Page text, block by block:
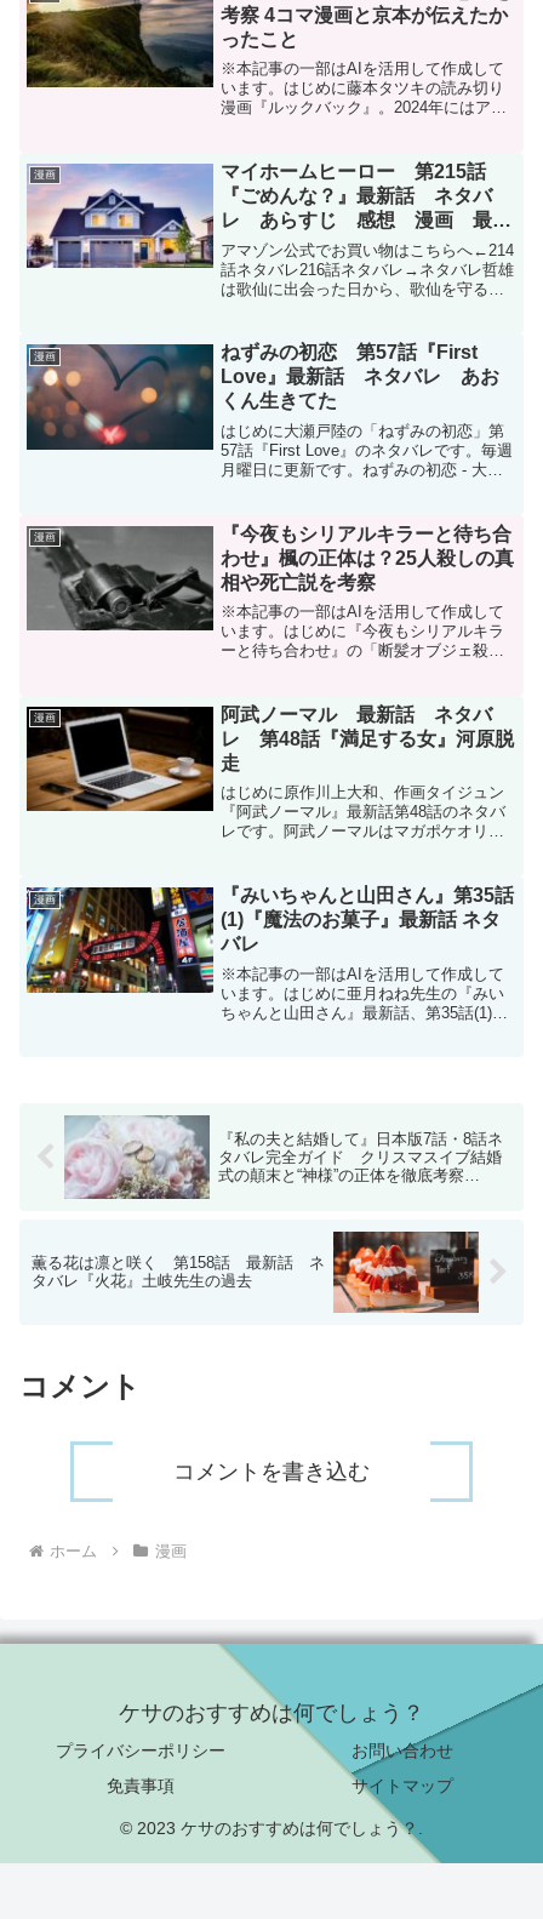
考察 4コマ漫画と京本が伝えたか
ったこと
※本記事の一部はAIを活用して作成して
います。はじめに藤本タツキの読み切り
漫画『ルックバック』。2024年にはアニ
い」「4コマ漫画は何だったの？」「パラ
レルワールドなの？」...
漫画
マイホームヒーロー 第215話
『ごめんな？』最新話 ネタバ
レ あらすじ 感想 漫画 最新
刊24巻発売中
アマゾン公式でお買い物はこちらへ←214
話ネタバレ216話ネタバレ→ネタバレ哲雄
は歌仙に出会った日から、歌仙を守るヒ
た。今回は独断で歌仙を共犯者から外し
た。それは明を守...
漫画
ねずみの初恋 第57話『First
Love』最新話 ネタバレ あお
くん生きてた
はじめに大瀬戸陸の「ねずみの初恋」第
57話『First Love』のネタバレです。毎週
月曜日に更新です。ねずみの初恋 - 大瀬
ｏｖｅ | ヤン...
漫画
『今夜もシリアルキラーと待ち合
わせ』楓の正体は？25人殺しの真
相や死亡説を考察
※本記事の一部はAIを活用して作成して
います。はじめに『今夜もシリアルキラ
ーと待ち合わせ』の「断髪オブジェ殺人
磯貝の監視役として登場し、時には協力
者のようにも見えた楓。...
漫画
阿武ノーマル 最新話 ネタバ
レ 第48話『満足する女』河原脱
走
はじめに原作川上大和、作画タイジュン
『阿武ノーマル』最新話第48話のネタバ
レです。阿武ノーマルはマガポケオリジ
ーマル - 原作/川上大和 作画/タイジュン /
【第4...
漫画
『みいちゃんと山田さん』第35話
(1)『魔法のお菓子』最新話 ネタ
バレ
※本記事の一部はAIを活用して作成して
います。はじめに亜月ねね先生の『みい
ちゃんと山田さん』最新話、第35話(1)
『私の夫と結婚して』日本版7話・8話ネ
タバレ完全ガイド クリスマスイブ結婚
式の顛末と“神様”の正体を徹底考察
薫る花は凛と咲く 第158話 最新話 ネ
タバレ『火花』土岐先生の過去
コメント
コメントを書き込む
ホーム 漫画
ケサのおすすめは何でしょう？
プライバシーポリシー
お問い合わせ
免責事項
サイトマップ
© 2023 ケサのおすすめは何でしょう？.